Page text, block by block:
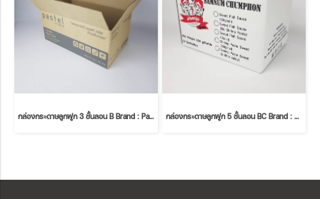
กล่องกระดาษลูกฟูก 3 ชั้นลอน B Brand : Pastel กล่องกระดาษลูกฟูก 5 ชั้นลอน BC Brand : สามหนุ่มชุมพร